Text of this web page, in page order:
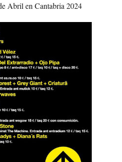
Abril en Cantabria 2024